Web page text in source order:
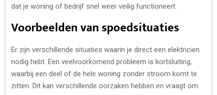
dat je woning of bedrijf snel weer veilig functioneert.
Voorbeelden van spoedsituaties
Er zijn verschillende situaties waarin je direct een elektricien
nodig hebt. Een veelvoorkomend probleem is kortsluiting,
waarbij een deel of de hele woning zonder stroom komt te
zitten. Dit kan verschillende oorzaken hebben en vraagt om